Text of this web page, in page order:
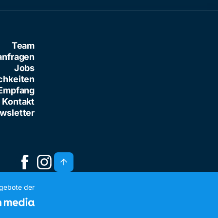
Team
Jobs
Kontakt
der